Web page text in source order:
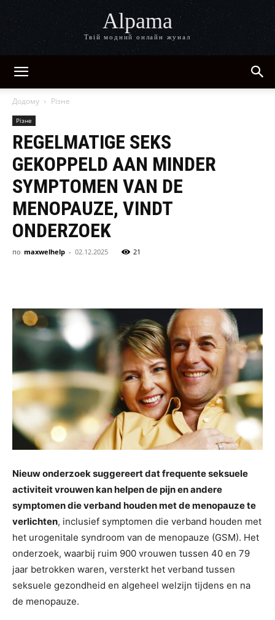
Alpama
Твій модний онлайн жунал
Додому Різне
Різне
REGELMATIGE SEKS
GEKOPPELD AAN MINDER
SYMPTOMEN VAN DE
MENOPAUZE, VINDT
ONDERZOEK
по maxwelhelp - 02.12.2025 21
Nieuw onderzoek suggereert dat frequente seksuele
activiteit vrouwen kan helpen de pijn en andere
symptomen die verband houden met de menopauze te
verlichten, inclusief symptomen die verband houden met
het urogenitale syndroom van de menopauze (GSM). Het
onderzoek, waarbij ruim 900 vrouwen tussen 40 en 79
jaar betrokken waren, versterkt het verband tussen
seksuele gezondheid en algeheel welzijn tijdens en na
de menopauze.